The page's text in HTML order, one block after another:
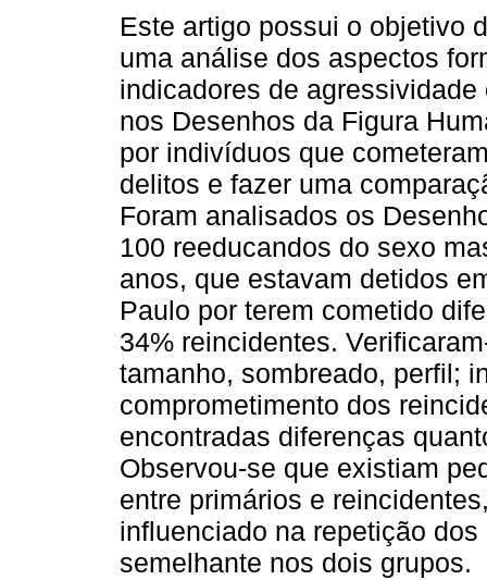
Este artigo possui o objetivo
uma análise dos aspectos
indicadores de agressividade
nos Desenhos da Figura
por indivíduos que
delitos e fazer uma
Foram analisados os
100 reeducandos do sexo
anos, que estavam detidos
Paulo por terem cometido
34% reincidentes.
tamanho, sombreado, perfil;
comprometimento dos
encontradas diferenças
Observou-se que existiam
entre primários e
influenciado na repetição
semelhante nos dois grupos.